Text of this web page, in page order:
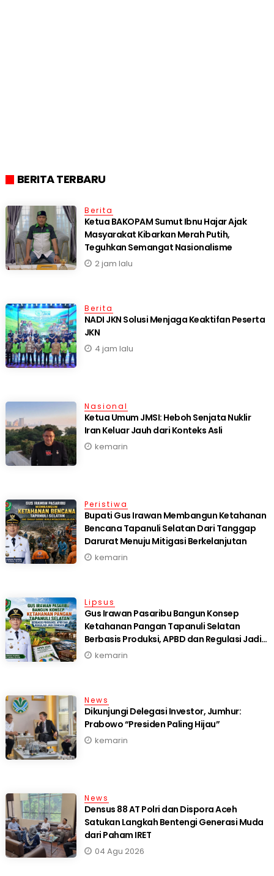
BERITA TERBARU
Berita
Ketua BAKOPAM Sumut Ibnu Hajar Ajak
Masyarakat Kibarkan Merah Putih,
Teguhkan Semangat Nasionalisme
2 jam lalu
Berita
NADI JKN Solusi Menjaga Keaktifan Peserta
JKN
4 jam lalu
Nasional
Ketua Umum JMSI: Heboh Senjata Nuklir
Iran Keluar Jauh dari Konteks Asli
kemarin
Peristiwa
Bupati Gus Irawan Membangun Ketahanan
Bencana Tapanuli Selatan Dari Tanggap
Darurat Menuju Mitigasi Berkelanjutan
kemarin
Lipsus
Gus Irawan Pasaribu Bangun Konsep
Ketahanan Pangan Tapanuli Selatan
Berbasis Produksi, APBD dan Regulasi Jadi
Fondasi
kemarin
News
Dikunjungi Delegasi Investor, Jumhur:
Prabowo “Presiden Paling Hijau”
kemarin
News
Densus 88 AT Polri dan Dispora Aceh
Satukan Langkah Bentengi Generasi Muda
dari Paham IRET
04 Agu 2026